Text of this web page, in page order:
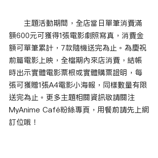
主題活動期間，全店當日單筆消費滿
額600元可獲得1張電影劇照寫真，消費金
額可單筆累計，7款隨機送完為止。為慶祝
前篇電影上映，全檔期內來店消費，結帳
時出示實體電影票根或實體購票證明，每
張可獲贈1張A4電影小海報，同樣數量有限
送完為止。更多主題相關資訊敬請關注
MyAnime Café粉絲專頁，用餐前請先上網
訂位哦！